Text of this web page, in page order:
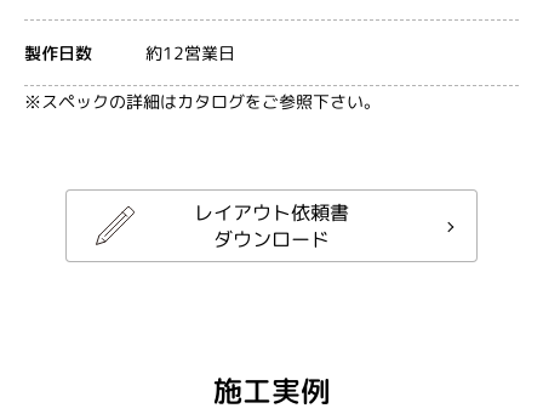
製作日数 約12営業日
※スペックの詳細はカタログをご参照下さい。
レイアウト依頼書
ダウンロード
施工実例